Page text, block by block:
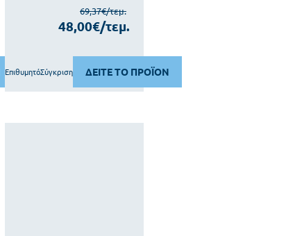
69,37€/τεμ.
48,00€/τεμ.
ΔΕΙΤΕ ΤΟ ΠΡΟΪΟΝ
ΕπιθυμητόΣύγκριση